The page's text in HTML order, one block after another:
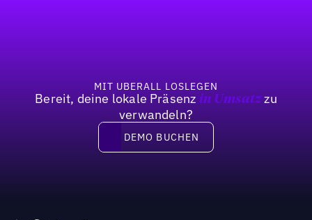
MIT UBERALL LOSLEGEN
Bereit, deine lokale Präsenz in Umsatzzu
verwandeln?
DEMO BUCHEN
DEMO BUCHEN